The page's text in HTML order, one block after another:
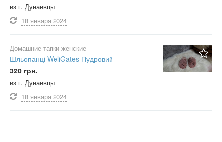
из г. Дунаевцы
18 января 2024
Домашние тапки женские
Шльопанці WeliGates Пудровий
320 грн.
из г. Дунаевцы
18 января 2024